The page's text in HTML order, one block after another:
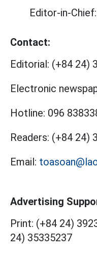
Editor-in-Chief:
Contact:
Editorial: (+84 24)
Electronic
Hotline: 096
Readers: (+84 24)
Email:
Advertising
Print: (+84 24)
24) 35335237